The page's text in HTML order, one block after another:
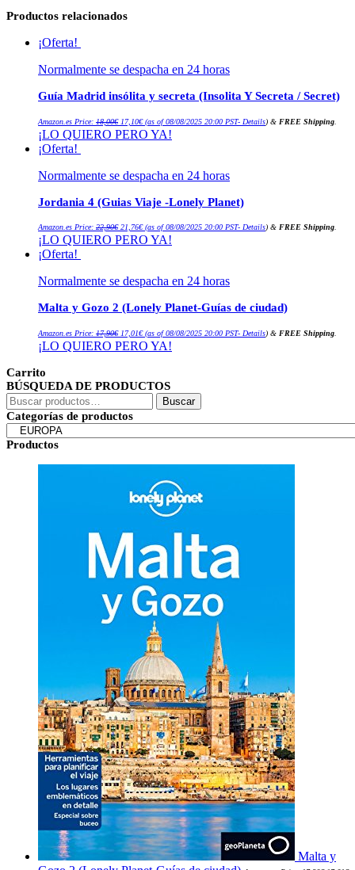
Productos relacionados
¡Oferta!
Normalmente se despacha en 24 horas
Guía Madrid insólita y secreta (Insolita Y Secreta / Secret)
Amazon.es Price: 18,00€precio
original
era:
17,10€precio
actual
es:
(as of 08/08/2025 20:00 PST- Details) & FREE Shipping
¡LO QUIERO PERO YA!
¡Oferta!
Normalmente se despacha en 24 horas
Jordania 4 (Guias Viaje -Lonely Planet)
Amazon.es Price: 22,90€precio
original
era:
21,76€precio
actual
es:
(as of 08/08/2025 20:00 PST- Details) & FREE Shipping
¡LO QUIERO PERO YA!
¡Oferta!
Normalmente se despacha en 24 horas
Malta y Gozo 2 (Lonely Planet-Guías de ciudad)
Amazon.es Price: 17,90€precio
original
era:
17,01€precio
actual
es:
(as of 08/08/2025 20:00 PST- Details) & FREE Shipping
¡LO QUIERO PERO YA!
Carrito
BÚSQUEDA DE PRODUCTOS
Buscar
por:
Buscar
Categorías de productos
Productos
Malta y